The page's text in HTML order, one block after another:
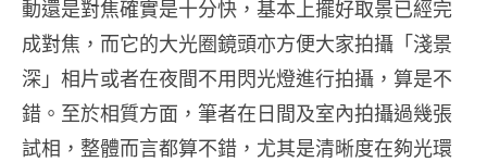
動還是對焦確實是十分快，基本上擺好取景已經完
成對焦，而它的大光圈鏡頭亦方便大家拍攝「淺景
深」相片或者在夜間不用閃光燈進行拍攝，算是不
錯。至於相質方面，筆者在日間及室內拍攝過幾張
試相，整體而言都算不錯，尤其是清晰度在夠光環